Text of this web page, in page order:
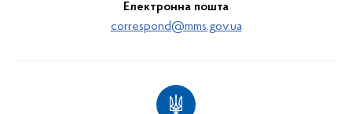
Електронна пошта
correspond@mms.gov.ua